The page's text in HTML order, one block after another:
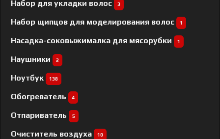
Набор для укладки волос 3
Набор щипцов для моделирования волос 1
Насадка-соковыжималка для мясорубки 1
Наушники 2
Ноутбук 138
Обогреватель 4
Отпариватель 5
Очиститель воздуха 10